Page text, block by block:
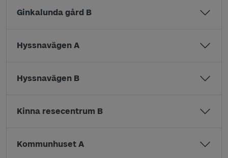
Ginkalunda gård B
Hyssnavägen A
Hyssnavägen B
Kinna resecentrum B
Kommunhuset A